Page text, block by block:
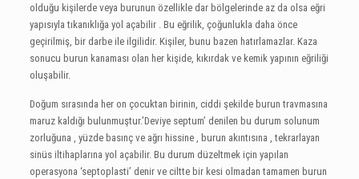
olduğu kişilerde veya burunun özellikle dar bölgelerinde az da olsa eğri
yapısıyla tıkanıklığa yol açabilir . Bu eğrilik, çoğunlukla daha önce
geçirilmiş, bir darbe ile ilgilidir. Kişiler, bunu bazen hatırlamazlar. Kaza
sonucu burun kanaması olan her kişide, kıkırdak ve kemik yapının eğriliği
oluşabilir.
Doğum sırasında her on çocuktan birinin, ciddi şekilde burun travmasına
maruz kaldığı bulunmuştur.’Deviye septum’ denilen bu durum solunum
zorluğuna , yüzde basınç ve ağrı hissine , burun akıntısına , tekrarlayan
sinüs iltihaplarına yol açabilir. Bu durum düzeltmek için yapılan
operasyona ‘septoplasti’ denir ve ciltte bir kesi olmadan tamamen burun